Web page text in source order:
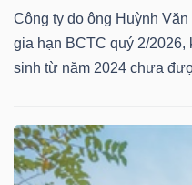
Công ty do ông Huỳnh
gia hạn BCTC quý 2/2026,
sinh từ năm 2024 chưa